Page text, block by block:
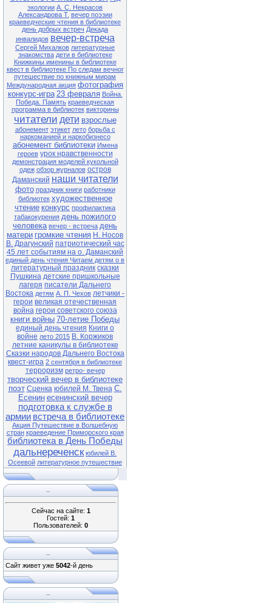
экологии А. С. Некрасов
Александрова Т. вечер поэзии
краеведческие чтения в библиотеке
день добрых встреч Декада
инвалидов вечер-встреча
Сергей Михалков литературные
знакомства дети в библиотеке
Книжкины именины в библиотеке
квест в библиотеке По следам вечног
путешествие по книжным мирам
Международная акция фотография
конкурс-игра 23 февраля Война.
Победа. Память краеведческая
программа в библиотек викторины
читатели дети взрослые
абонемент этикет лето борьба с
наркоманией и наркобизнесо
абонемент библиотеки Имена
героев урок нравственности
демонстрация моделей кукольной
одеж обзор журналов остров
Даманский наши читатели
фото праздник книги работники
библиотек художественное
чтение конкурс профилактика
табакокурения день пожилого
человека вечер - встреча день
матери громкие чтения Н. Носов
В. Драгунский патриотический час
45 лет событиям на о. Даманский
единый день чтения Читаем детям о в
литературный праздник сказки
Пушкина детские пришкольные
лагеря писатели Дальнего
Востока детям А. П. Чехов летчики -
герои великая отечественная
война герои советского союза
книги войны 70-летие Победы
единый день чтения Книги о
войне лето 2015 В. Коржиков
летние каникулы в библиотеке
Сказки народов Дальнего Востока
квест-игра 2 сентября в библиотеке
терроризм ретро- вечер
творческий вечер в библиотеке
поэт Сценка юбилей М. Твена С.
Есенин есенинский вечер
подготовка к службе в
армии встреча в библиотеке
Акция Путешествие в Волшебную
стран краеведение Приморского края
библиотека в День Победы
дальнереченск юбилей В.
Осеевой литературное путешествие
...
Сейчас на сайте: 1
Гостей: 1
Пользователей: 0
...
Сайт живет уже 5042-й день
...